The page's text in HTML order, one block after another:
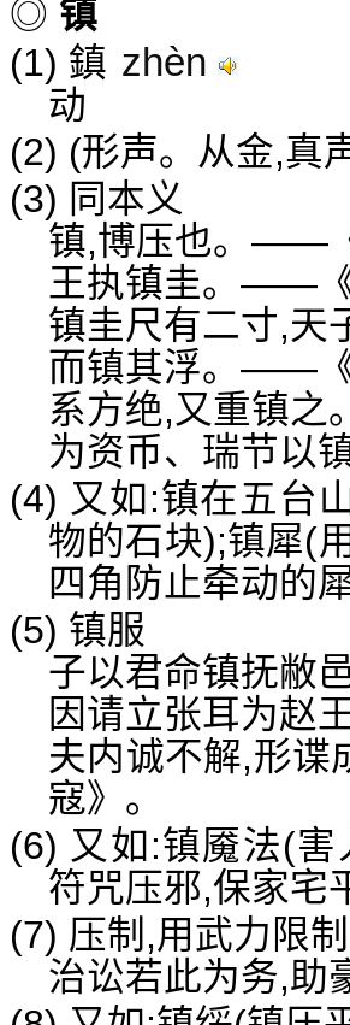
◎ 镇
(1) 鎮 zhèn
动
(2) (形声。从金,真
(3) 同本义
镇,博压也。——
王执镇圭。——
镇圭尺有二寸,
而镇其浮。——
系方绝,又重镇
为资币、瑞节以
(4) 又如:镇在五台
物的石块);镇犀(
四角防止牵动的
(5) 镇服
子以君命镇抚敝
因请立张耳为赵
夫内诚不解,形
寇》。
(6) 又如:镇魇法(
符咒压邪,保家宅
(7) 压制,用武力限制
治讼若此为务,